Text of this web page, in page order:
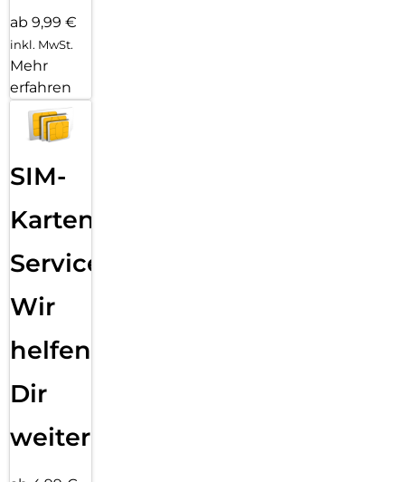
ab 9,99 €
inkl. MwSt.
Mehr
erfahren
SIM-
Karten
Service:
Wir
helfen
Dir
weiter